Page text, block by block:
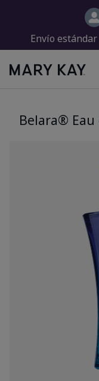
Envío
Belara®